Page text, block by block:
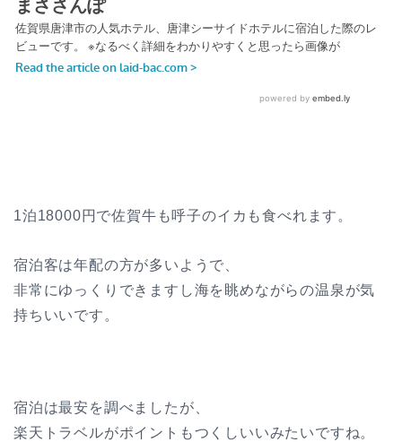
1泊18000円で佐賀牛も呼子のイカも食べれます。
宿泊客は年配の方が多いようで、
非常にゆっくりできますし海を眺めながらの温泉が気
持ちいいです。
宿泊は最安を調べましたが、
楽天トラベルがポイントもつくしいいみたいですね。